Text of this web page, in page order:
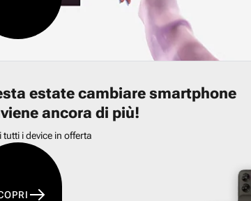
estate cambiare smartphone
ancora di più!
tutti i device in offerta